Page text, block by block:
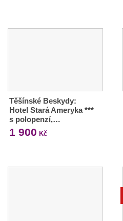
Těšínské Beskydy:
Hotel Stará Ameryka ***
s polopenzí,…
1 900 Kč